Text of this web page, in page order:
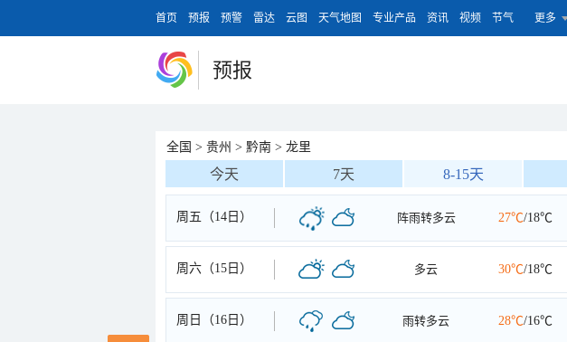
首页 预报 预警 雷达 云图 天气地图 专业产品 资讯 视频 节气 更多
预报
全国 > 贵州 > 黔南 > 龙里
今天 7天 8-15天
周五（14日） 阵雨转多云 27℃/18℃
周六（15日） 多云 30℃/18℃
周日（16日） 雨转多云 28℃/16℃